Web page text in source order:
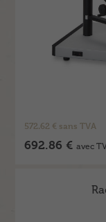
572.62 € sans TVA
692.86 €avec